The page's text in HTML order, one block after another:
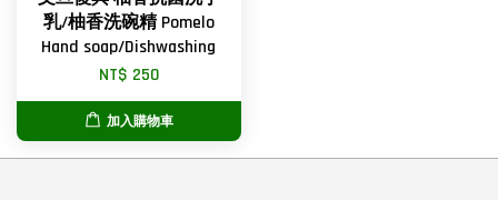
乳/柚香洗碗精 Pomelo
Hand soap/Dishwashing
NT$ 250
加入購物車